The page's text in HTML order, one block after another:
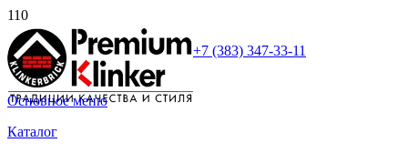
+7 (383) 347-33-11
Основное меню
Каталог